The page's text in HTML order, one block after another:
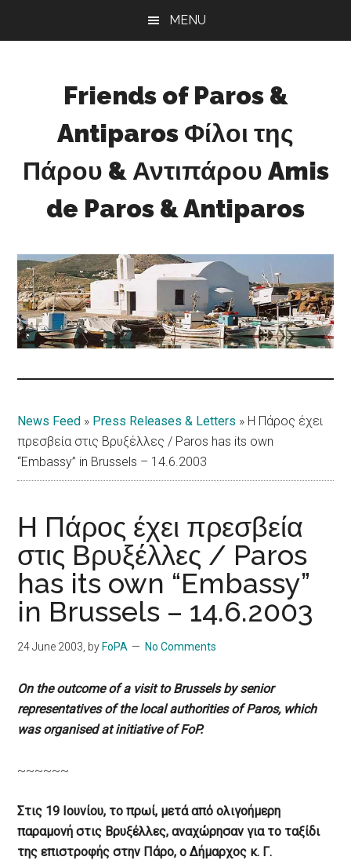
MENU
Friends of Paros &
Antiparos Φίλοι της
Πάρου & Αντιπάρου Amis
de Paros & Antiparos
development
for
Paros
&
Antiparos
News Feed » Press Releases & Letters » Η Πάρος έχει
πρεσβεία στις Βρυξέλλες / Paros has its own
“Embassy” in Brussels – 14.6.2003
Η Πάρος έχει πρεσβεία
στις Βρυξέλλες / Paros
has its own “Embassy”
in Brussels – 14.6.2003
24 June 2003, by FoPA No Comments
On the outcome of a visit to Brussels by senior
representatives of the local authorities of Paros, which
was organised at initiative of FoP.
~~~~~~
Στις 19 Ιουνίου, το πρωί, μετά από ολιγοήμερη
παραμονή στις Βρυξέλλες, αναχώρησαν για το ταξίδι
της επιστροφής στην Πάρο, ο Δήμαρχος κ. Γ.